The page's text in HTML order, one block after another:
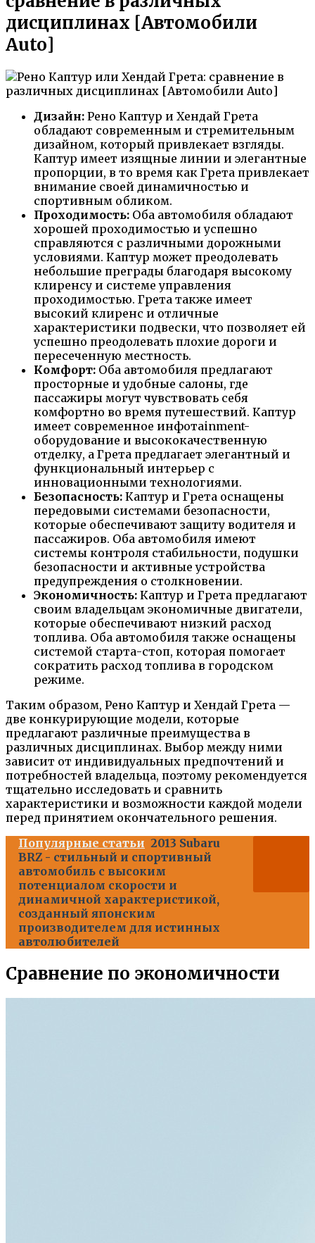
дисциплинах [Автомобили
Auto]
Дизайн: Рено Каптур и Хендай Грета
обладают современным и стремительным
дизайном, который привлекает взгляды.
Каптур имеет изящные линии и элегантные
пропорции, в то время как Грета привлекает
внимание своей динамичностью и
спортивным обликом.
Проходимость: Оба автомобиля обладают
хорошей проходимостью и успешно
справляются с различными дорожными
условиями. Каптур может преодолевать
небольшие преграды благодаря высокому
клиренсу и системе управления
проходимостью. Грета также имеет
высокий клиренс и отличные
характеристики подвески, что позволяет ей
успешно преодолевать плохие дороги и
пересеченную местность.
Комфорт: Оба автомобиля предлагают
просторные и удобные салоны, где
пассажиры могут чувствовать себя
комфортно во время путешествий. Каптур
имеет современное инфотainment-
оборудование и высококачественную
отделку, а Грета предлагает элегантный и
функциональный интерьер с
инновационными технологиями.
Безопасность: Каптур и Грета оснащены
передовыми системами безопасности,
которые обеспечивают защиту водителя и
пассажиров. Оба автомобиля имеют
системы контроля стабильности, подушки
безопасности и активные устройства
предупреждения о столкновении.
Экономичность: Каптур и Грета предлагают
своим владельцам экономичные двигатели,
которые обеспечивают низкий расход
топлива. Оба автомобиля также оснащены
системой старта-стоп, которая помогает
сократить расход топлива в городском
режиме.
Таким образом, Рено Каптур и Хендай Грета —
две конкурирующие модели, которые
предлагают различные преимущества в
различных дисциплинах. Выбор между ними
зависит от индивидуальных предпочтений и
потребностей владельца, поэтому рекомендуется
тщательно исследовать и сравнить
характеристики и возможности каждой модели
перед принятием окончательного решения.
Популярные статьи 2013 Subaru
BRZ - стильный и спортивный
автомобиль с высоким
потенциалом скорости и
динамичной характеристикой,
созданный японским
производителем для истинных
автолюбителей
Сравнение по экономичности